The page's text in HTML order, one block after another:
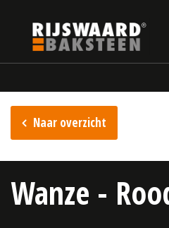
Naar overzicht
Wanze -